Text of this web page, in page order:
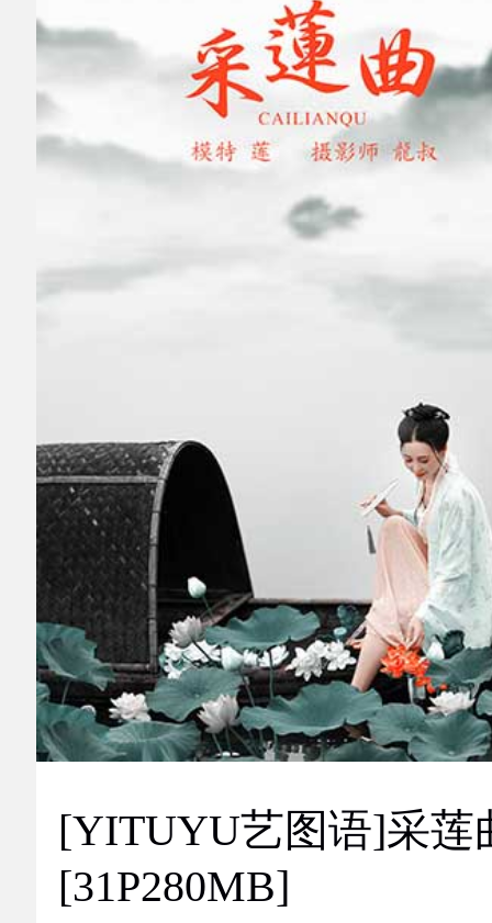
[YITUYU艺图语]采莲
[31P280MB]